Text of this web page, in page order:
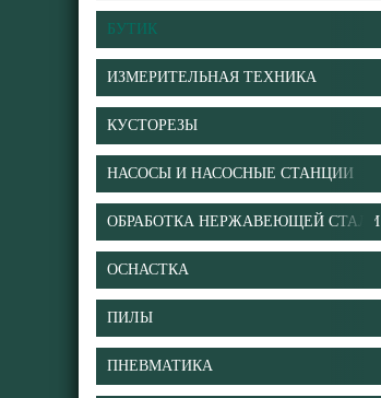
БУТИК
ИЗМЕРИТЕЛЬНАЯ ТЕХНИКА
КУСТОРЕЗЫ
НАСОСЫ И НАСОСНЫЕ СТАНЦИИ
ОБРАБОТКА НЕРЖАВЕЮЩЕЙ СТАЛИ
ОСНАСТКА
ПИЛЫ
ПНЕВМАТИКА